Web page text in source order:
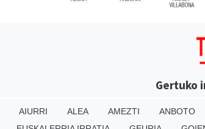
Gertuko
AIURRI ALEA AMEZTI ANBOTO